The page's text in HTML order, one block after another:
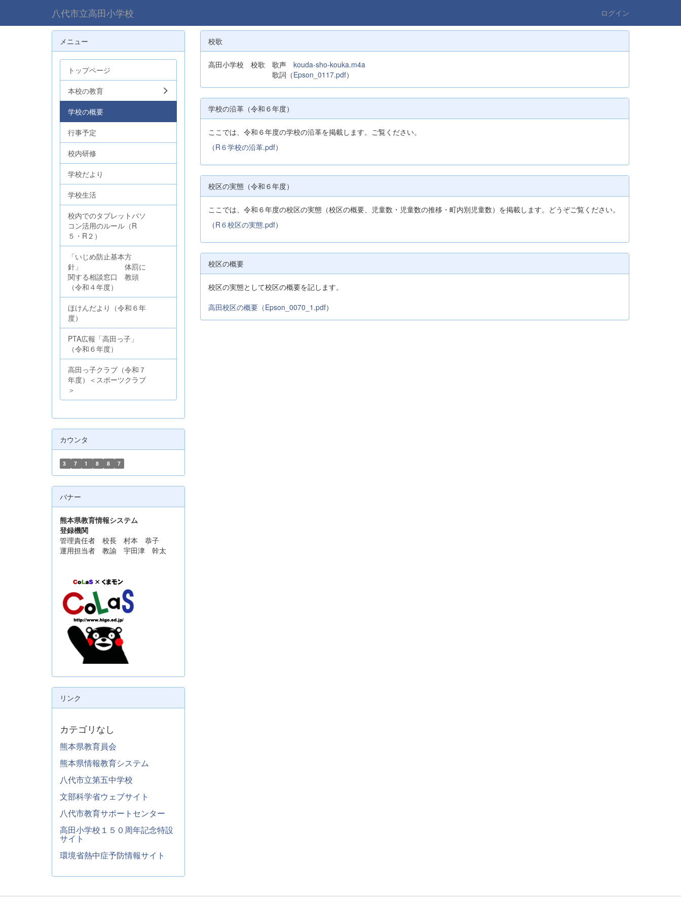
八代市立高田小学校 ログイン
校歌
高田小学校 校歌 歌声 kouda-sho-kouka.m4a
歌詞（Epson_0117.pdf）
学校の沿革（令和６年度）
ここでは、令和６年度の学校の沿革を掲載します。ご覧ください。
（R６学校の沿革.pdf）
校区の実態（令和６年度）
ここでは、令和６年度の校区の実態（校区の概要、児童数・児童数の推移・町内別児童数）を掲載します。どうぞご覧ください。
（R６校区の実態.pdf）
校区の概要
校区の実態として校区の概要を記します。
高田校区の概要（Epson_0070_1.pdf）
メニュー
トップページ
本校の教育
学校の概要
行事予定
校内研修
学校だより
学校生活
校内でのタブレットパソ
コン活用のルール（R
５・R２）
「いじめ防止基本方
針」 体罰に
関する相談窓口 教頭
（令和４年度）
ほけんだより（令和６年
度）
PTA広報「高田っ子」
（令和６年度）
高田っ子クラブ（令和７
年度）＜スポーツクラブ
＞
カウンタ
3 7 1 8 8 7
バナー
熊本県教育情報システム
登録機関
管理責任者 校長 村本 恭子
運用担当者 教諭 宇田津 幹太
リンク
カテゴリなし
熊本県教育員会
熊本県情報教育システム
八代市立第五中学校
文部科学省ウェブサイト
八代市教育サポートセンター
高田小学校１５０周年記念特設
サイト
環境省熱中症予防情報サイト